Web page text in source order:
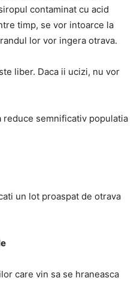
contaminat cu acid
timp, se vor intoarce la
lor vor ingera otrava.
liber. Daca ii ucizi, nu vor
reduce semnificativ populatia
un lot proaspat de otrava
care vin sa se hraneasca